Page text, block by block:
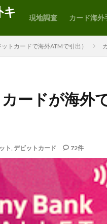
キ
現地調査 カード海外
トカードで海外ATMで引出）
ードが海外
ト, デビットカード 72件